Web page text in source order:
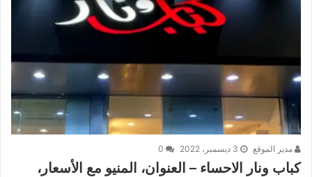
مدير الموقع 3 ديسمبر، 2022
كباب ونار الاحساء – العنوان، المنيو مع الأسعار،